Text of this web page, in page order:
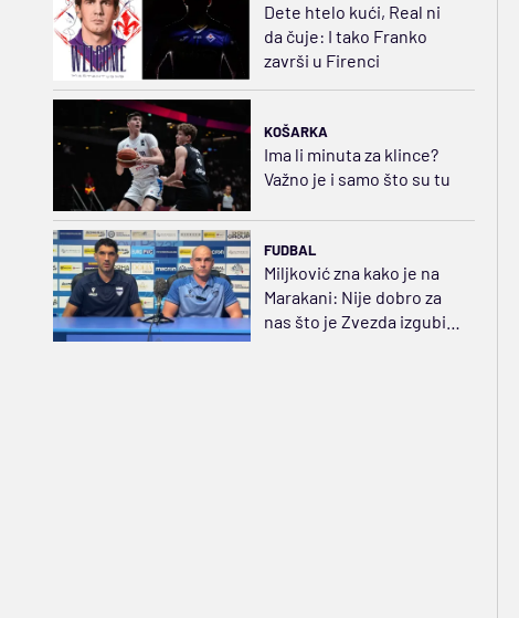
Dete htelo kući, Real ni
da čuje: I tako Franko
završi u Firenci
KOŠARKA
Ima li minuta za klince?
Važno je i samo što su tu
FUDBAL
Miljković zna kako je na
Marakani: Nije dobro za
nas što je Zvezda izgubila